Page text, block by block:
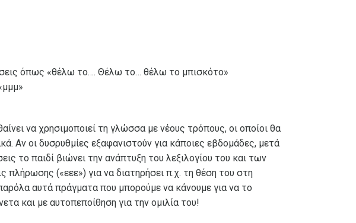
όπως «θέλω το…. Θέλω το… θέλω το μπισκότο»
να χρησιμοποιεί τη γλώσσα με νέους τρόπους, οι οποίοι θα
Αν οι δυσρυθμίες εξαφανιστούν για κάποιες εβδομάδες, μετά
το παιδί βιώνει την ανάπτυξη του λεξιλογίου του και των
(«εεε») για να διατηρήσει π.χ. τη θέση του στη
αυτά πράγματα που μπορούμε να κάνουμε για να το
και με αυτοπεποίθηση για την ομιλία του!